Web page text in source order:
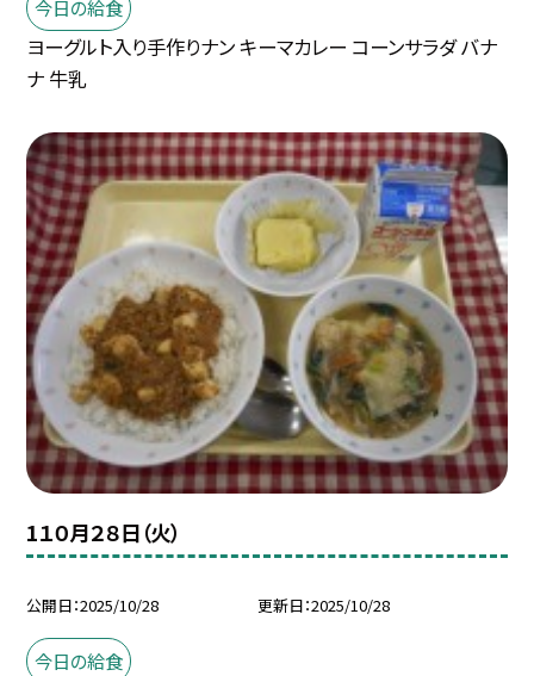
今日の給食
ヨーグルト入り手作りナン キーマカレー コーンサラダ バナ
ナ 牛乳
1１０月２８日（火）
公開日 2025/10/28 更新日 2025/10/28
今日の給食